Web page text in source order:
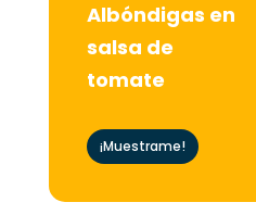
Albóndigas en
salsa de
tomate
¡Muestrame!